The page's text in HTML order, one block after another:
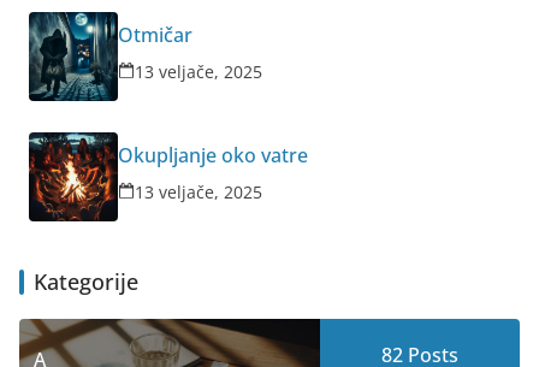
Otmičar
13 veljače, 2025
Okupljanje oko vatre
13 veljače, 2025
Kategorije
A 82Posts